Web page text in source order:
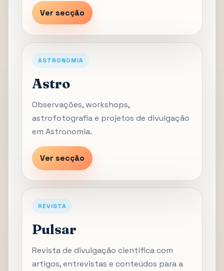
Ver secção
ASTRONOMIA
Astro
Observações, workshops,
astrofotografia e projetos de divulgação
em Astronomia.
Ver secção
REVISTA
Pulsar
Revista de divulgação científica com
artigos, entrevistas e conteúdos para a